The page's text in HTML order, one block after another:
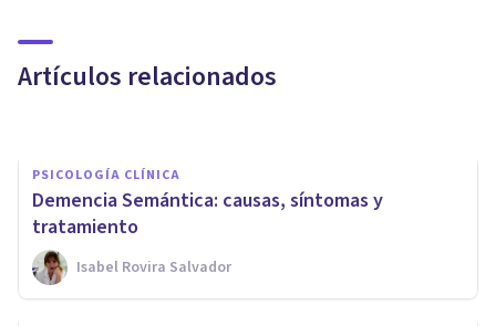
Artículos relacionados
causas, síntomas y tratamiento
PSICOLOGÍA CLÍNICA
Demencia Semántica: causas, síntomas y
tratamiento
Isabel Rovira Salvador